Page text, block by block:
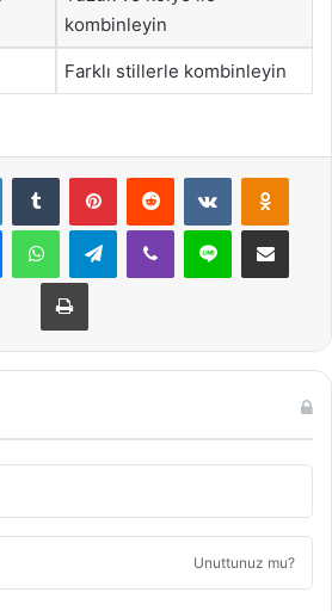
kombinleyin
Farklı stillerle kombinleyin
LinkedInTumblr PinterestReddit VKontakte
MessengerWhatsAppTelegramViber Line E-Posta ile
Yazdır
Unuttunuz mu?